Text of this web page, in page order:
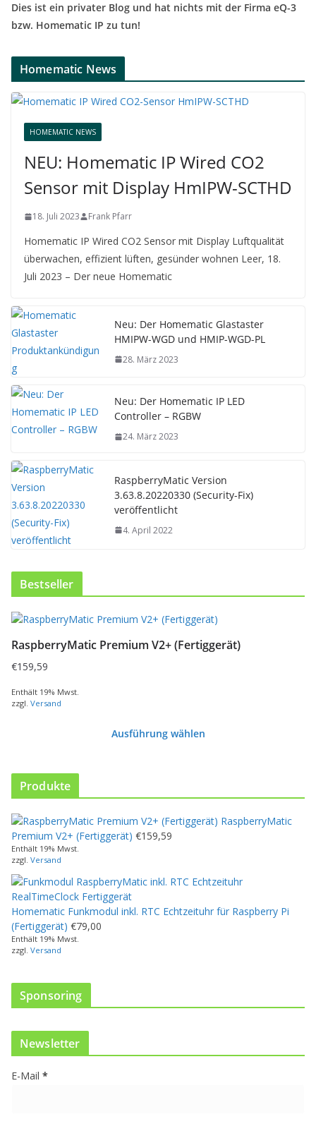
Dies ist ein privater Blog und hat nichts mit der Firma eQ-3
bzw. Homematic IP zu tun!
Homematic News
HOMEMATIC NEWS
NEU: Homematic IP Wired CO2
Sensor mit Display HmIPW-SCTHD
18. Juli 2023 Frank Pfarr
Homematic IP Wired CO2 Sensor mit Display Luftqualität
überwachen, effizient lüften, gesünder wohnen Leer, 18.
Juli 2023 – Der neue Homematic
Neu: Der Homematic Glastaster
HMIPW-WGD und HMIP-WGD-PL
28. März 2023
Neu: Der Homematic IP LED
Controller – RGBW
24. März 2023
RaspberryMatic Version
3.63.8.20220330 (Security-Fix)
veröffentlicht
4. April 2022
Bestseller
RaspberryMatic Premium V2+ (Fertiggerät)
€159,59
Enthält 19% Mwst.
zzgl. Versand
Ausführung wählen
D
e
s
s
P
t
w
e
i
s
m
e
h
r
e
V
i
t
Produkte
RaspberryMatic
Premium V2+ (Fertiggerät) €159,59
Enthält 19% Mwst.
zzgl. Versand
Homematic Funkmodul inkl. RTC Echtzeituhr für Raspberry Pi
(Fertiggerät) €79,00
Enthält 19% Mwst.
zzgl. Versand
Sponsoring
Newsletter
E-Mail *